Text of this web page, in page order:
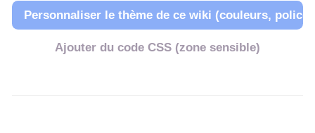
Personnaliser le thème de ce wiki (couleurs,
Ajouter du code CSS (zone sensible)